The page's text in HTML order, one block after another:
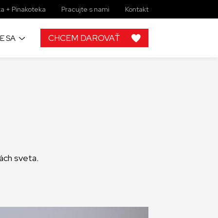
+ Pinakoteka Pracujte s nami Kontakt
SA
by
CHCEM DAROVAŤ
sveta.